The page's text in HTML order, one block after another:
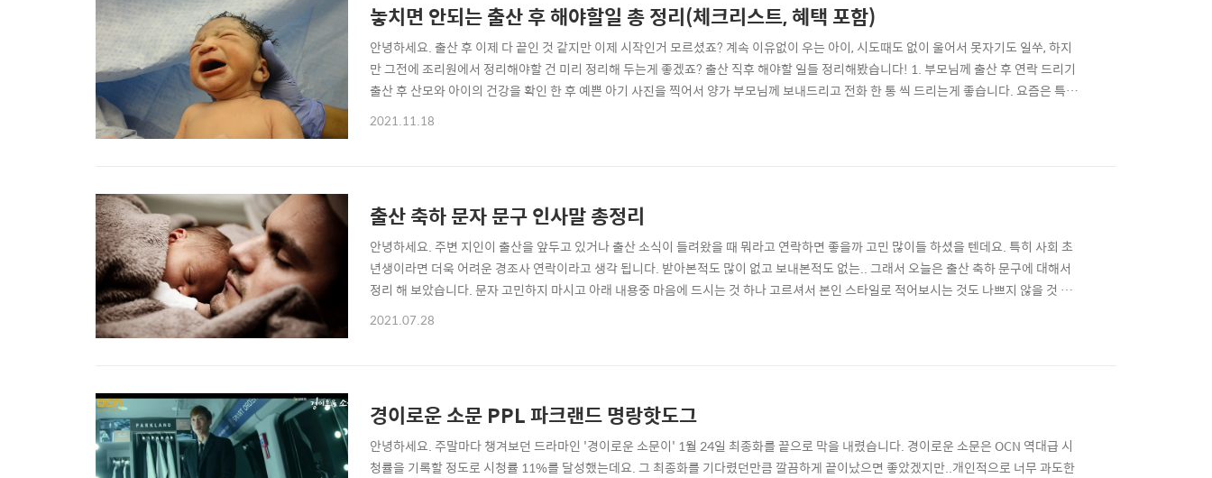
놓치면 안되는 출산 후 해야할일 총 정리(체크리스트, 혜택 포함)
안녕하세요. 출산 후 이제 다 끝인 것 같지만 이제 시작인거 모르셨죠? 계속 이유없이 우는 아이, 시도때도 없이 울어서 못자기도 일쑤, 하지
만 그전에 조리원에서 정리해야할 건 미리 정리해 두는게 좋겠죠? 출산 직후 해야할 일들 정리해봤습니다! 1. 부모님께 출산 후 연락 드리기
출산 후 산모와 아이의 건강을 확인 한 후 예쁜 아기 사진을 찍어서 양가 부모님께 보내드리고 전화 한 통 씩 드리는게 좋습니다. 요즘은 특히
코로나 때문에 병원 방문도 안되고 조리원이 끝난 후에야 보실 수 있기때문에 사진을 자주 공유 해드리는게 좋겠습니다. 2. 산후 조리원 예
2021.11.18
출산 축하 문자 문구 인사말 총정리
안녕하세요. 주변 지인이 출산을 앞두고 있거나 출산 소식이 들려왔을 때 뭐라고 연락하면 좋을까 고민 많이들 하셨을 텐데요. 특히 사회 초
년생이라면 더욱 어려운 경조사 연락이라고 생각 됩니다. 받아본적도 많이 없고 보내본적도 없는.. 그래서 오늘은 출산 축하 문구에 대해서
정리 해 보았습니다. 문자 고민하지 마시고 아래 내용중 마음에 드시는 것 하나 고르셔서 본인 스타일로 적어보시는 것도 나쁘지 않을 것 같
습니다. 물론 진심을 담아서요! 작은 문자 하나일지도 모르나 당사자들에게는 큰 힘이 됩니다. ○ 자랑스러운 엄마, 아빠가 되신 것을 축하드
2021.07.28
경이로운 소문 PPL 파크랜드 명랑핫도그
안녕하세요. 주말마다 챙겨보던 드라마인 '경이로운 소문이' 1월 24일 최종화를 끝으로 막을 내렸습니다. 경이로운 소문은 OCN 역대급 시
청률을 기록할 정도로 시청률 11%를 달성했는데요. 그 최종화를 기다렸던만큼 깔끔하게 끝이났으면 좋았겠지만..개인적으로 너무 과도한